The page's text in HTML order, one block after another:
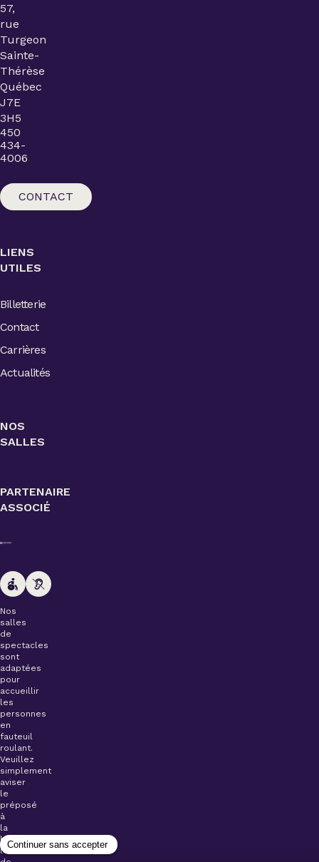
57,
rue
Turgeon
Sainte-
Thérèse
Québec
J7E
3H5
450
434-
4006
CONTACT
LIENS
UTILES
Billetterie
Contact
Carrières
Actualités
NOS
SALLES
PARTENAIRE
ASSOCIÉ
Nos
salles
de
spectacles
sont
adaptées
pour
accueillir
les
personnes
en
fauteuil
roulant.
Veuillez
simplement
aviser
le
préposé
à
la
billetterie
lors